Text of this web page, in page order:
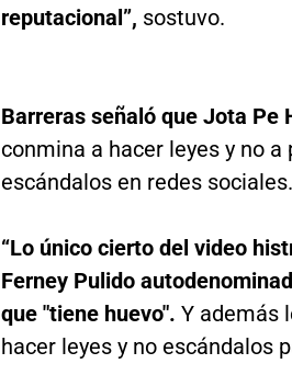
reputacional”, sostuvo.
Barreras señaló que Jota Pe
conmina a hacer leyes y no
escándalos en redes sociales.
“Lo único cierto del video
Ferney Pulido
que "tiene huevo". Y además
hacer leyes y no escándalos